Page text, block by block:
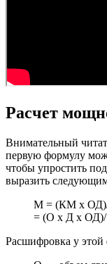
Расчет
Внимательный
первую формулу
чтобы упростить
выразить
М = (КМ x ОД)/
= (О x Д x ОД)/
Расшифровка у этой